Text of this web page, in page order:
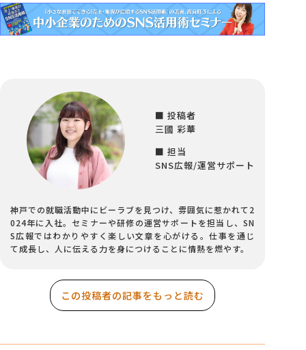
■ 投稿者
三國 彩華
■ 担当
SNS広報/運営サポート
神戸での就職活動中にビーラブを見つけ、雰囲気に惹かれて2
024年に入社。セミナーや研修の運営サポートを担当し、SN
S広報ではわかりやすく楽しい文章を心がける。仕事を通じ
て成長し、人に伝える力を身につけることに情熱を燃やす。
この投稿者の記事をもっと読む